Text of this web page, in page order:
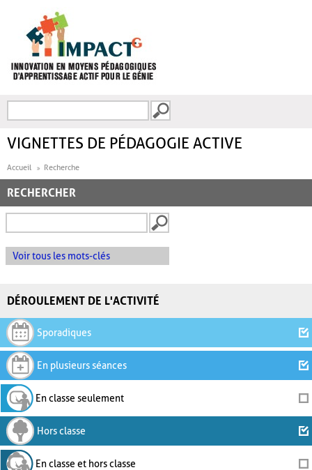
FORMULAIRE DE
VIGNETTES DE PÉDAGOGIE ACTIVE
Accueil Recherche
RECHERCHER
Voir tous les mots-clés
DÉROULEMENT DE L'ACTIVITÉ
Sporadiques
En plusieurs séances
En classe seulement
Hors classe
En classe et hors classe